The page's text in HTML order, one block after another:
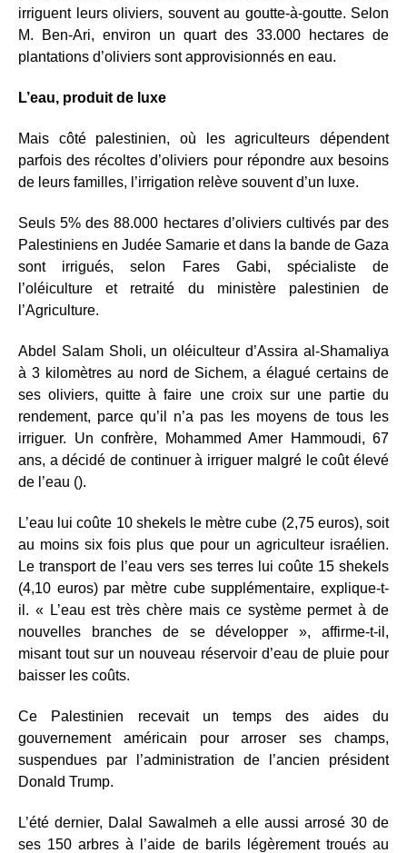
irriguent leurs oliviers, souvent au goutte-à-goutte. Selon
M. Ben-Ari, environ un quart des 33.000 hectares de
plantations d’oliviers sont approvisionnés en eau.
L’eau, produit de luxe
Mais côté palestinien, où les agriculteurs dépendent
parfois des récoltes d’oliviers pour répondre aux besoins
de leurs familles, l’irrigation relève souvent d’un luxe.
Seuls 5% des 88.000 hectares d’oliviers cultivés par des
Palestiniens en Judée Samarie et dans la bande de Gaza
sont irrigués, selon Fares Gabi, spécialiste de
l’oléiculture et retraité du ministère palestinien de
l’Agriculture.
Abdel Salam Sholi, un oléiculteur d’Assira al-Shamaliya
à 3 kilomètres au nord de Sichem, a élagué certains de
ses oliviers, quitte à faire une croix sur une partie du
rendement, parce qu’il n’a pas les moyens de tous les
irriguer. Un confrère, Mohammed Amer Hammoudi, 67
ans, a décidé de continuer à irriguer malgré le coût élevé
de l’eau ().
L’eau lui coûte 10 shekels le mètre cube (2,75 euros), soit
au moins six fois plus que pour un agriculteur israélien.
Le transport de l’eau vers ses terres lui coûte 15 shekels
(4,10 euros) par mètre cube supplémentaire, explique-t-
il. « L’eau est très chère mais ce système permet à de
nouvelles branches de se développer », affirme-t-il,
misant tout sur un nouveau réservoir d’eau de pluie pour
baisser les coûts.
Ce Palestinien recevait un temps des aides du
gouvernement américain pour arroser ses champs,
suspendues par l’administration de l’ancien président
Donald Trump.
L’été dernier, Dalal Sawalmeh a elle aussi arrosé 30 de
ses 150 arbres à l’aide de barils légèrement troués au